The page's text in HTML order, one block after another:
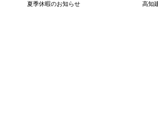
夏季休暇のお知らせ 高知